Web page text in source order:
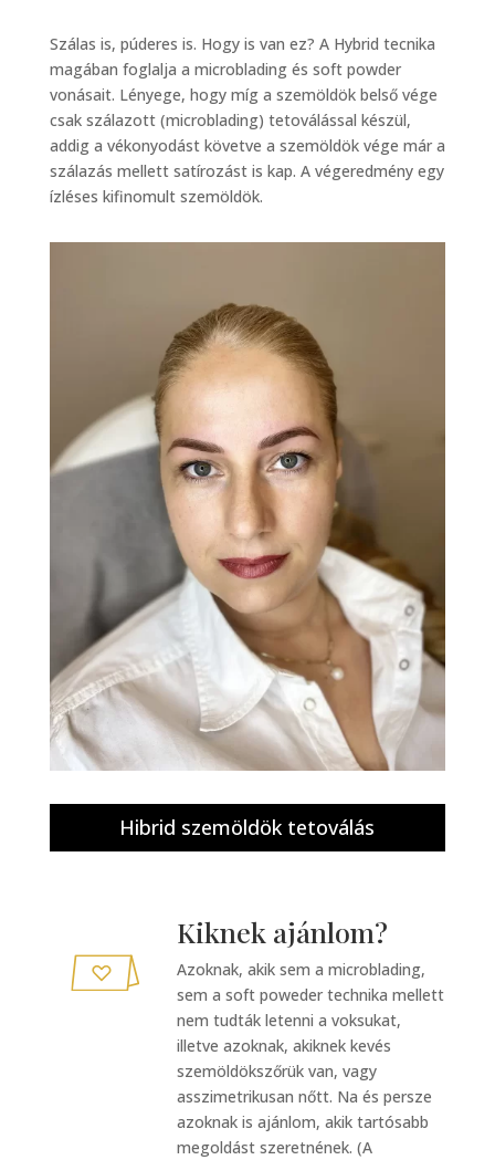
Szálas is, púderes is. Hogy is van ez? A Hybrid tecnika
magában foglalja a microblading és soft powder
vonásait. Lényege, hogy míg a szemöldök belső vége
csak szálazott (microblading) tetoválással készül,
addig a vékonyodást követve a szemöldök vége már a
szálazás mellett satírozást is kap. A végeredmény egy
ízléses kifinomult szemöldök.
Hibrid szemöldök tetoválás
Kiknek ajánlom?
Azoknak, akik sem a microblading,
sem a soft poweder technika mellett
nem tudták letenni a voksukat,
illetve azoknak, akiknek kevés
szemöldökszőrük van, vagy
asszimetrikusan nőtt. Na és persze
azoknak is ajánlom, akik tartósabb
megoldást szeretnének. (A